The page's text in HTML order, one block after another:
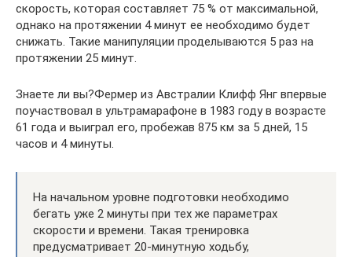
скорость, которая составляет 75 % от максимальной,
однако на протяжении 4 минут ее необходимо будет
снижать. Такие манипуляции проделываются 5 раз на
протяжении 25 минут.
Знаете ли вы?Фермер из Австралии Клифф Янг впервые
поучаствовал в ультрамарафоне в 1983 году в возрасте
61 года и выиграл его, пробежав 875 км за 5 дней, 15
часов и 4 минуты.
На начальном уровне подготовки необходимо
бегать уже 2 минуты при тех же параметрах
скорости и времени. Такая тренировка
предусматривает 20-минутную ходьбу,